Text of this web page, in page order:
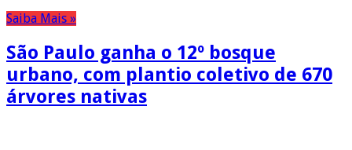
Saiba Mais »
São Paulo ganha o 12º bosque
urbano, com plantio coletivo de 670
árvores nativas